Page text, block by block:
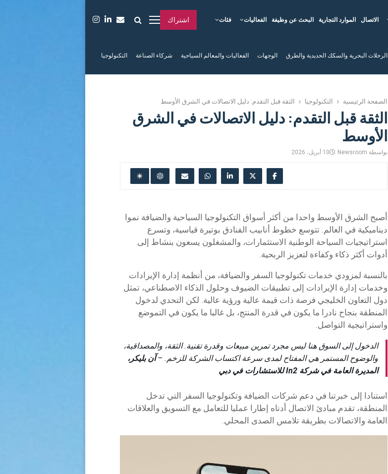
فئات الفعاليات البحث عن وظيفة الموارد التجارية الاتصال اشتراك
الرحلات البحرية والسكك الحديدية والطرق الوجهات الفعاليات والمعالم السياحية شركاء الصناعة التكنولوجيا
الصفحة الرئيسية التكنولوجيا الثقة قبل التقدم: دليل الاتصالات في الشرق الأوسط
الثقة قبل التقدم: دليل الاتصالات في الشرق
الأوسط
بواسطة Newsroom 10 أبريل، 2026
أصبح الشرق الأوسط واحدا من أكثر أسواق التكنولوجيا السياحية والضيافة نموا
ديناميكية في العالم. تتوسع خطوط أنابيب الفنادق بوتيرة قياسية، وتسرع
استراتيجيات السياحة الوطنية الاستثمارات، والمشغلون يسعون بنشاط إلى
أدوات أكثر ذكاء وكفاءة لتعزيز الربحية.
بالنسبة لمزودي خدمات تكنولوجيا السفر والضيافة، من أنظمة إدارة الإيرادات
وخدمات إدارة الإيرادات إلى تطبيقات الضيوف وحلول الذكاء الاصطناعي، تمثل
دول التعاون الخليجي فرصة ذات قيمة عالية ورؤية عالية. لكن التحدي لدخول
المنطقة بنجاح نادرا ما يكون في قدرة المنتج، بل غالبا ما يكون في التموضع
واستراتيجية التواصل.
الدخول إلى السوق هنا ليس مجرد تمرين مبيعات وقدرة تقنية. الثقة، والمصداقية،
والوضوح المستمر هي المفتاح لمدى سرعة اكتساب الشركة للزخم. –آن بليكر،
المديرة العامة في شركة In2 للاستشارات في دبي
استنادا إلى خبرتنا في دعم شركات الضيافة وتكنولوجيا السفر التي تدخل
المنطقة، تقدم مبادئ الاتصال أدناه إطارا عمليا للتعامل مع التسويق والعلاقات
العامة والاتصالات بطريقة تلامس الصدى المحلي.